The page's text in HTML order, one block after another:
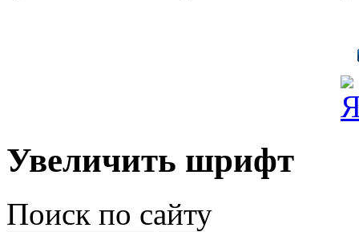
Увеличить шрифт
Поиск по сайту